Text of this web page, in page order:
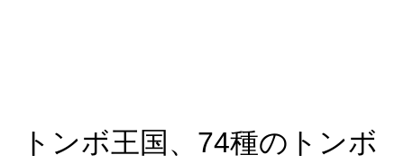
トンボ王国、74種のトンボ